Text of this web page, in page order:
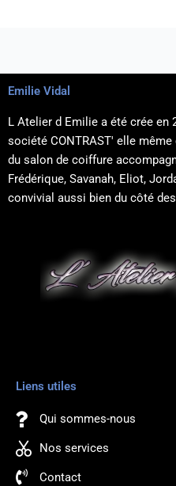
Emilie Vidal
L Atelier d Emilie a été crée en
société CONTRAST' elle
du salon de coiffure
Frédérique, Savanah, Eliot,
convivial aussi bien du côté
Liens utiles
Qui sommes-nous
Nos services
Contact